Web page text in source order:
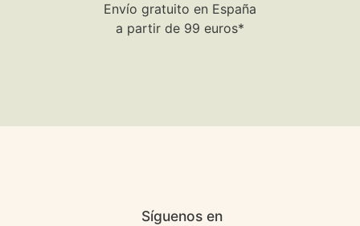
Envío gratuito en España
a partir de 99 euros*
Síguenos en